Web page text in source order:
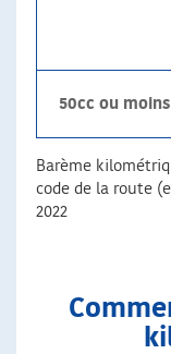
50cc ou moins
Barème
code de la route
2022